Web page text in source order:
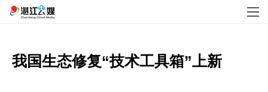
我国生态修复“技术工具箱”上新